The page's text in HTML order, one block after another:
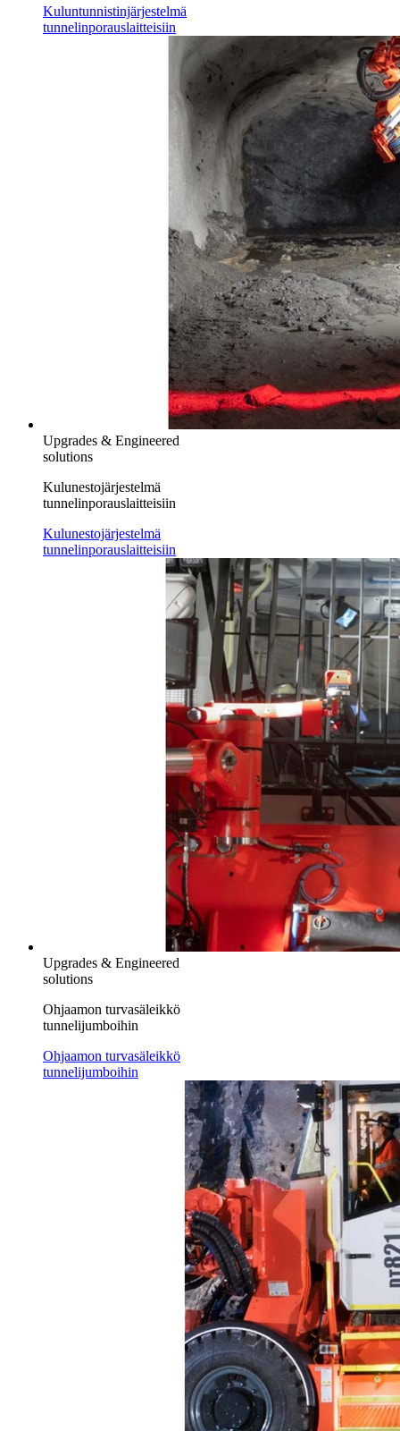
Kuluntunnistinjärjestelmä
tunnelinporauslaitteisiin
Upgrades & Engineered
solutions
Kulunestojärjestelmä
tunnelinporauslaitteisiin
Kulunestojärjestelmä
tunnelinporauslaitteisiin
Upgrades & Engineered
solutions
Ohjaamon turvasäleikkö
tunnelijumboihin
Ohjaamon turvasäleikkö
tunnelijumboihin